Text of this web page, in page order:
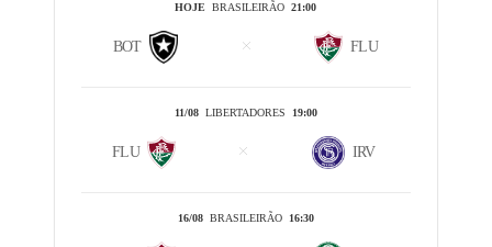
HOJE BRASILEIRÃO21:00
BOT FLU
11/08LIBERTADORES 19:00
FLU IRV
16/08BRASILEIRÃO 16:30